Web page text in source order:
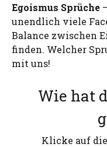
Egoismus Sprüche
unendlich viele
Balance zwischen
finden. Welcher
mit uns!
Wie hat
Klicke auf